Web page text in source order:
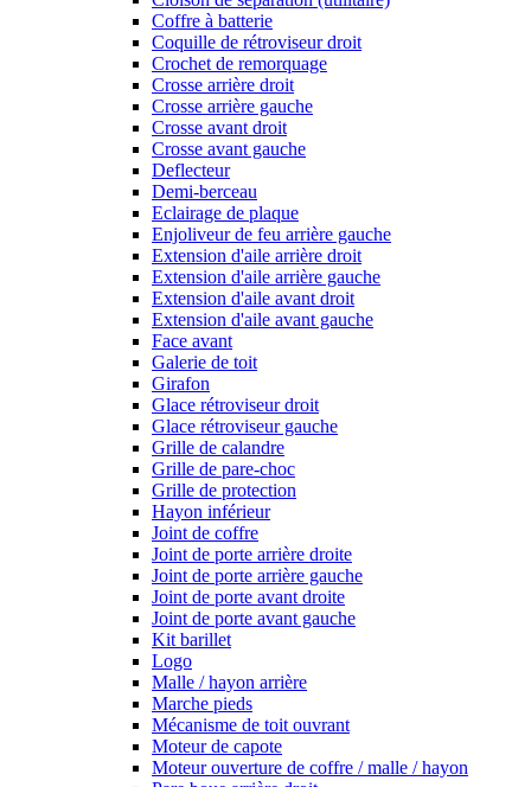
Coffre à batterie
Coquille de rétroviseur droit
Crochet de remorquage
Crosse arrière droit
Crosse arrière gauche
Crosse avant droit
Crosse avant gauche
Deflecteur
Demi-berceau
Eclairage de plaque
Enjoliveur de feu arrière gauche
Extension d'aile arrière droit
Extension d'aile arrière gauche
Extension d'aile avant droit
Extension d'aile avant gauche
Face avant
Galerie de toit
Girafon
Glace rétroviseur droit
Glace rétroviseur gauche
Grille de calandre
Grille de pare-choc
Grille de protection
Hayon inférieur
Joint de coffre
Joint de porte arrière droite
Joint de porte arrière gauche
Joint de porte avant droite
Joint de porte avant gauche
Kit barillet
Logo
Malle / hayon arrière
Marche pieds
Mécanisme de toit ouvrant
Moteur de capote
Moteur ouverture de coffre / malle / hayon